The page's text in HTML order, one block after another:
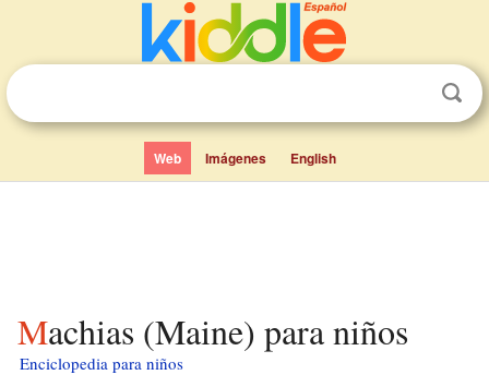
Web Imágenes English
Machias (Maine) para niños
Enciclopedia para niños